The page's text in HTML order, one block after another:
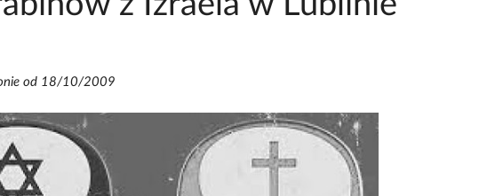
od 18/10/2009